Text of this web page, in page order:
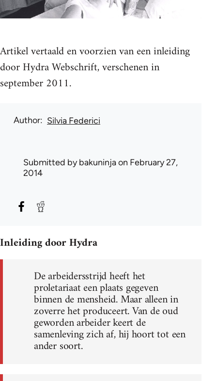
Artikel vertaald en voorzien van een inleiding
door Hydra Webschrift, verschenen in
september 2011.
Author Silvia Federici
Submitted bybakuninjaon February 27,
2014
Inleiding door Hydra
De arbeidersstrijd heeft het
proletariaat een plaats gegeven
binnen de mensheid. Maar alleen in
zoverre het produceert. Van de oud
geworden arbeider keert de
samenleving zich af, hij hoort tot een
ander soort.